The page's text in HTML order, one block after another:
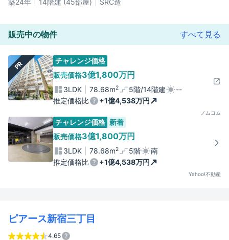
販売中の物件 すべて見る
PR
チャレンジ価格
販売価格3億1,800万円
3LDK 78.68m2 5階/14階建
--
推定価格比
+1億4,538万円
ノムコム
チャレンジ価格 新着
販売価格3億1,800万円
3LDK 78.68m2 5階
南
推定価格比
+1億4,538万円
Yahoo!不動産
ピアース新宿三丁目
4.65